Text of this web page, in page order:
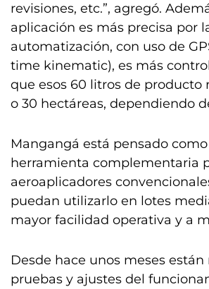
revisiones, etc.”, agregó.
aplicación es más precisa por
automatización, con uso de
time kinematic), es más
que esos 60 litros de producto
o 30 hectáreas, dependiendo
Mangangá está pensado
herramienta complementaria
aeroaplicadores
puedan utilizarlo en lotes
mayor facilidad operativa y a
Desde hace unos meses
pruebas y ajustes del